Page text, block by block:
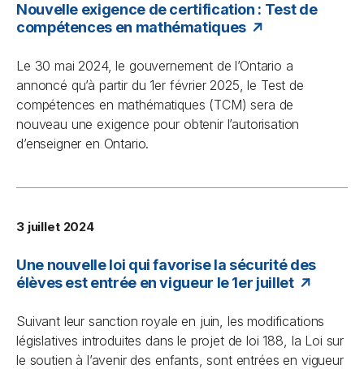
Nouvelle exigence de certification : Test de
compétences en mathématiques
Le 30 mai 2024, le gouvernement de l’Ontario a
annoncé qu’à partir du 1er février 2025, le Test de
compétences en mathématiques (TCM) sera de
nouveau une exigence pour obtenir l’autorisation
d’enseigner en Ontario.
3 juillet 2024
Une nouvelle loi qui favorise la sécurité des
élèves est entrée en vigueur le 1er juillet
Suivant leur sanction royale en juin, les modifications
législatives introduites dans le projet de loi 188, la Loi sur
le soutien à l’avenir des enfants, sont entrées en vigueur